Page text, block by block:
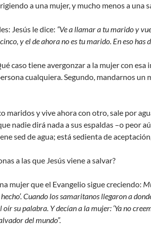
a una mujer, y mucho menos a una
Jesús le dice: “Ve a llamar a tu marido y
y el de ahora no es tu marido. En eso has
caso tiene avergonzar a la mujer con
cualquiera. Segundo, mandarnos
maridos y vive ahora con otro, sale por
nadie dirá nada a sus espaldas –o peor
sed de agua; está sedienta de
a las que Jesús viene a salvar?
mujer que el Evangelio sigue creciendo:
Cuando los samaritanos llegaron a
su palabra. Y decían a la mujer: ‘Ya no
del mundo”.